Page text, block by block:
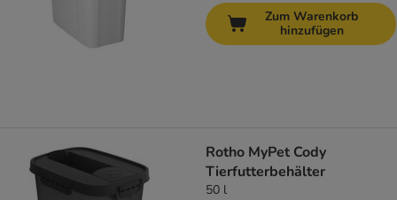
Zum Warenkorb
hinzufügen
Rotho MyPet Cody
Tierfutterbehälter
50 l